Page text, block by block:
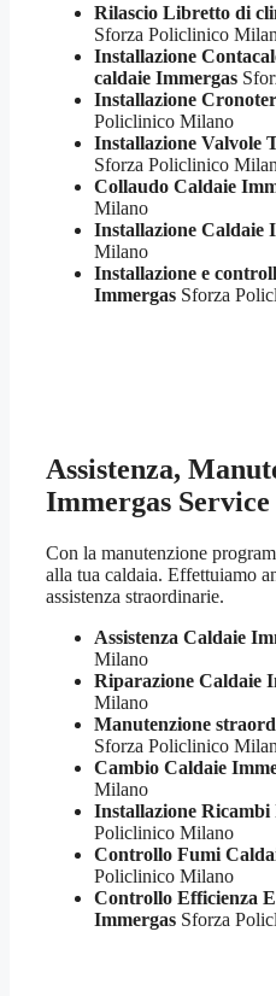
Rilascio Libretto di
Sforza Policlinico
Installazione
caldaie Immergas
Installazione
Policlinico Milano
Installazione Valvole
Sforza Policlinico
Collaudo Caldaie
Milano
Installazione Caldaie
Milano
Installazione e
Immergas Sforza
Assistenza,
Immergas Service
Con la manutenzione
alla tua caldaia. Effettuiamo
assistenza straordinarie.
Assistenza Caldaie
Milano
Riparazione Caldaie
Milano
Manutenzione
Sforza Policlinico
Cambio Caldaie
Milano
Installazione Ricambi
Policlinico Milano
Controllo Fumi
Policlinico Milano
Controllo Efficienza
Immergas Sforza